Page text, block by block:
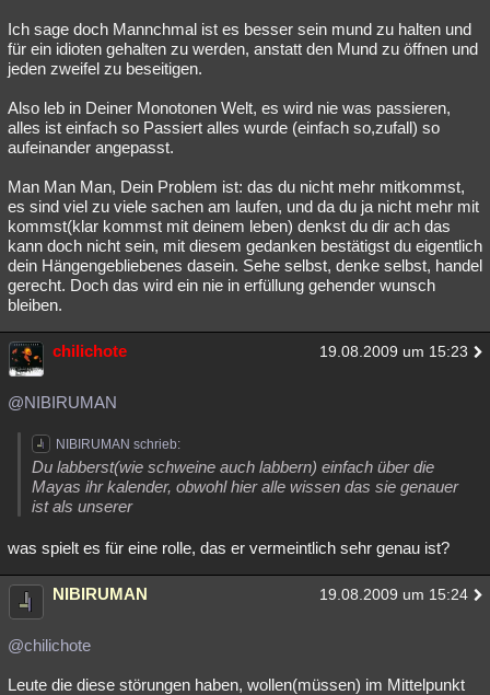
Ich sage doch Mannchmal ist es besser sein mund zu halten und
für ein idioten gehalten zu werden, anstatt den Mund zu öffnen und
jeden zweifel zu beseitigen.
Also leb in Deiner Monotonen Welt, es wird nie was passieren,
alles ist einfach so Passiert alles wurde (einfach so,zufall) so
aufeinander angepasst.
Man Man Man, Dein Problem ist: das du nicht mehr mitkommst,
es sind viel zu viele sachen am laufen, und da du ja nicht mehr mit
kommst(klar kommst mit deinem leben) denkst du dir ach das
kann doch nicht sein, mit diesem gedanken bestätigst du eigentlich
dein Hängengebliebenes dasein. Sehe selbst, denke selbst, handel
gerecht. Doch das wird ein nie in erfüllung gehender wunsch
bleiben.
chilichote 19.08.2009 um 15:23
@NIBIRUMAN
NIBIRUMAN schrieb:
Du labberst(wie schweine auch labbern) einfach über die
Mayas ihr kalender, obwohl hier alle wissen das sie genauer
ist als unserer
was spielt es für eine rolle, das er vermeintlich sehr genau ist?
NIBIRUMAN 19.08.2009 um 15:24
@chilichote
Leute die diese störungen haben, wollen(müssen) im Mittelpunkt